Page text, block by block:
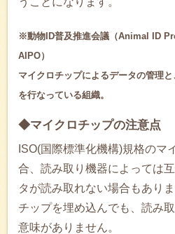
※動物ID普及推進会議（Animal ID
AIPO）
マイクロチップによるデータの管理
を行なっている組織。
◆マイクロチップの注意点
ISO(国際標準化機構)規格のマ
合、読み取り機器によっては
タが読み取れない場合もあり
チップを埋め込んでも、読み
意味がありません。